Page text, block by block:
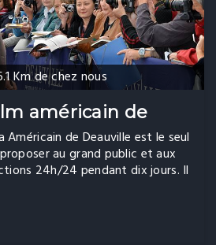
Km de chez nous
américain de
Américain de Deauville est le seul
au grand public et aux
24h/24 pendant dix jours. Il
durant la première quinzaine de
s'en doute le gratin du Show-